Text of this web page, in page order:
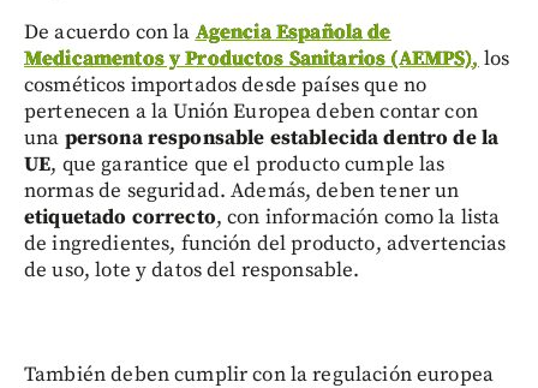
De acuerdo con laAgencia Española de
Medicamentos y Productos Sanitarios (AEMPS),los
cosméticos importados desde países que no
pertenecen a la Unión Europea deben contar con
una persona responsable establecida dentro de la
UE, que garantice que el producto cumple las
normas de seguridad. Además, deben tener un
etiquetado correcto, con información como la lista
de ingredientes, función del producto, advertencias
de uso, lote y datos del responsable.
También deben cumplir con la regulación europea